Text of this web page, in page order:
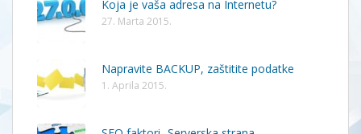
Koja je vaša adresa na Internetu?
27. Marta 2015.
Napravite BACKUP, zaštitite podatke
1. Aprila 2015.